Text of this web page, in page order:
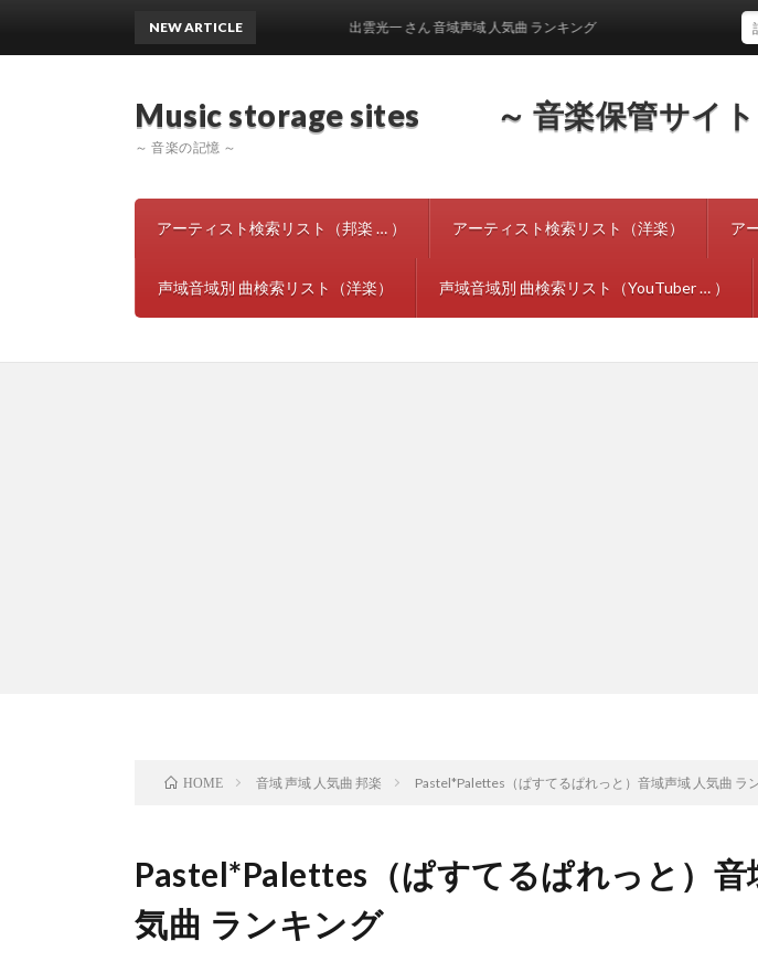
Music storage sites ～ 音楽保管サイト
～ 音楽の記憶 ～
アーティスト検索リスト（邦楽 … ） アーティスト検索リスト（洋楽） ア
声域音域別 曲検索リスト（洋楽） 声域音域別 曲検索リスト（YouTuber … ）
NEW ARTICLE 出雲光一 さん 音域声域 人気曲 ランキング
HOME 音域 声域 人気曲 邦楽 Pastel*Palettes（ぱすてるぱれっと）音域声域 人気曲 ラ
Pastel*Palettes（ぱすてるぱれっと）音
気曲 ランキング